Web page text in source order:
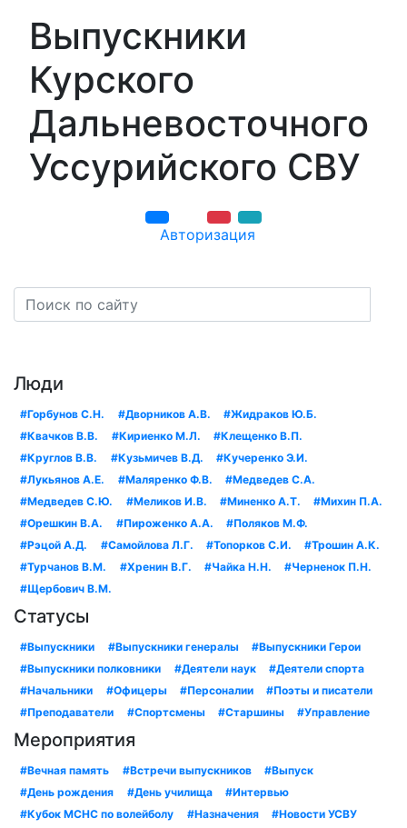
Выпускники
Курского
Дальневосточного
Уссурийского СВУ
Авторизация
Люди
#Горбунов С.Н. #Дворников А.В.
#Жидраков Ю.Б.
#Квачков В.В.
#Кириенко М.Л.
#Клещенко В.П.
#Круглов В.В.
#Кузьмичев В.Д.
#Кучеренко Э.И.
#Лукьянов А.Е.
#Маляренко Ф.В.
#Медведев С.А.
#Медведев С.Ю.
#Меликов И.В. #Миненко А.Т.
#Михин П.А.
#Орешкин В.А.
#Пироженко А.А.
#Поляков М.Ф.
#Рэцой А.Д.
#Самойлова Л.Г. #Топорков С.И.
#Трошин А.К.
#Турчанов В.М.
#Хренин В.Г. #Чайка Н.Н.
#Черненок П.Н.
#Щербович В.М.
Статусы
#Выпускники #Выпускники генералы
#Выпускники Герои
#Выпускники полковники
#Деятели наук
#Деятели спорта
#Начальники
#Офицеры #Персоналии
#Поэты и писатели
#Преподаватели
#Спортсмены #Старшины #Управление
Мероприятия
#Вечная память #Встречи выпускников
#Выпуск
#День рождения
#День училища
#Интервью
#Кубок МСНС по волейболу
#Назначения
#Новости УСВУ